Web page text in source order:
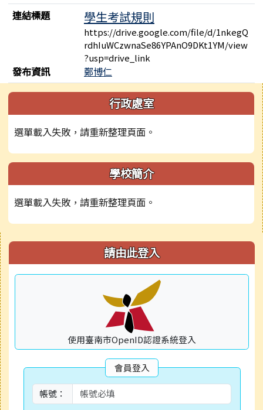
連結標題
學生考試規則
https://drive.google.com/file/d/1nkegQ
rdhIuWCzwnaSe86YPAnO9DKt1YM/view
?usp=drive_link
發布資訊 鄭博仁
左邊區域內容 行政處室
選單載入失敗，請重新整理頁面。
學校簡介
選單載入失敗，請重新整理頁面。
右邊區域內容 請由此登入
使用臺南市OpenID認證系統登入
會員登入
帳號：